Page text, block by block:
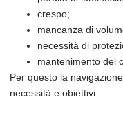
crespo;
mancanza di
necessità di
mantenimento del
Per questo la
necessità e obiettivi.